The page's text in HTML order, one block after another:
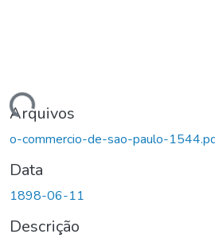
Arquivos
o-commercio-de-sao-paulo-
Data
1898-06-11
Descrição